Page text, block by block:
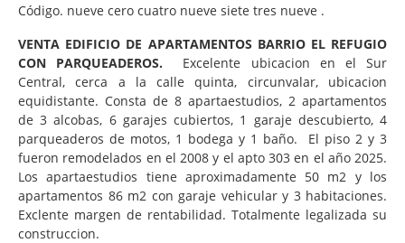
Código. nueve cero cuatro nueve siete tres nueve .
VENTA EDIFICIO DE APARTAMENTOS BARRIO EL REFUGIO
CON PARQUEADEROS. Excelente ubicacion en el Sur
Central, cerca a la calle quinta, circunvalar, ubicacion
equidistante. Consta de 8 apartaestudios, 2 apartamentos
de 3 alcobas, 6 garajes cubiertos, 1 garaje descubierto, 4
parqueaderos de motos, 1 bodega y 1 baño. El piso 2 y 3
fueron remodelados en el 2008 y el apto 303 en el año 2025.
Los apartaestudios tiene aproximadamente 50 m2 y los
apartamentos 86 m2 con garaje vehicular y 3 habitaciones.
Exclente margen de rentabilidad. Totalmente legalizada su
construccion.